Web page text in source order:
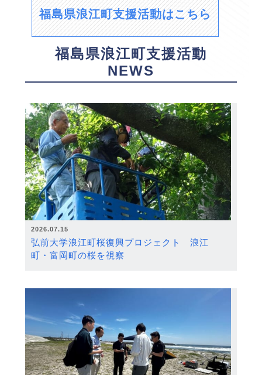
福島県浪江町支援活動はこちら
福島県浪江町支援活動
NEWS
2026.07.15
弘前大学浪江町桜復興プロジェクト 浪江
町・富岡町の桜を視察